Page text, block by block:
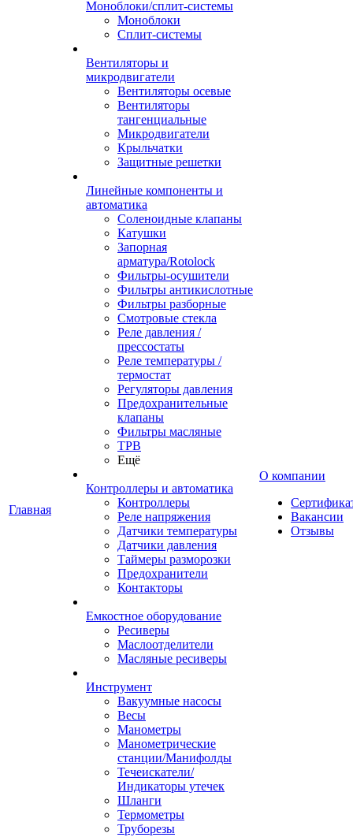
Главная
Моноблоки/сплит-системы
Моноблоки
Сплит-системы
Вентиляторы и
микродвигатели
Вентиляторы осевые
Вентиляторы
тангенциальные
Микродвигатели
Крыльчатки
Защитные решетки
Линейные компоненты и
автоматика
Соленоидные клапаны
Катушки
Запорная
арматура/Rotolock
Фильтры-осушители
Фильтры антикислотные
Фильтры разборные
Смотровые стекла
Реле давления /
прессостаты
Реле температуры /
термостат
Регуляторы давления
Предохранительные
клапаны
Фильтры масляные
ТРВ
Ещё
Контроллеры и автоматика
Контроллеры
Реле напряжения
Датчики температуры
Датчики давления
Таймеры разморозки
Предохранители
Контакторы
Емкостное оборудование
Ресиверы
Маслоотделители
Масляные ресиверы
Инструмент
Вакуумные насосы
Весы
Манометры
Манометрические
станции/Манифолды
Течеискатели/
Индикаторы утечек
Шланги
Термометры
Труборезы
О компании
Вакансии
Отзывы